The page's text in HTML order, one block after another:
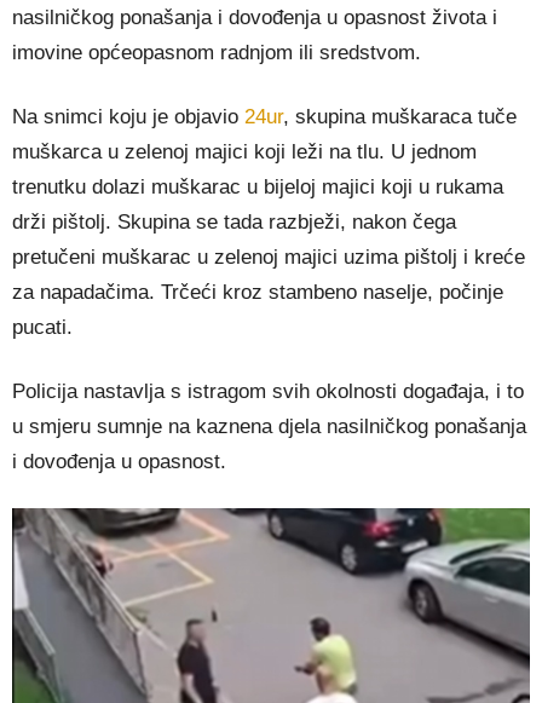
nasilničkog ponašanja i dovođenja u opasnost života i
imovine općeopasnom radnjom ili sredstvom.
Na snimci koju je objavio 24ur, skupina muškaraca tuče
muškarca u zelenoj majici koji leži na tlu. U jednom
trenutku dolazi muškarac u bijeloj majici koji u rukama
drži pištolj. Skupina se tada razbježi, nakon čega
pretučeni muškarac u zelenoj majici uzima pištolj i kreće
za napadačima. Trčeći kroz stambeno naselje, počinje
pucati.
Policija nastavlja s istragom svih okolnosti događaja, i to
u smjeru sumnje na kaznena djela nasilničkog ponašanja
i dovođenja u opasnost.